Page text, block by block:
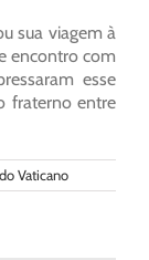
sua viagem à
encontro com
esse
fraterno entre
Vaticano